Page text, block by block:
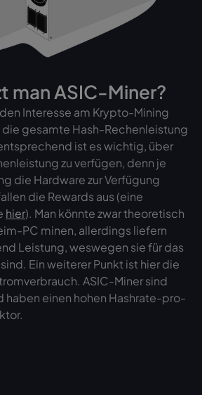
man ASIC-Miner?
Interesse am Krypto-Mining
gesamte Hash-Rechenleistung
ist es wichtig, über
zu verfügen, denn je
die Hardware zur Verfügung
die Rewards aus (eine
hier). Man könnte zwar theoretisch
PC minen, allerdings liefern
Leistung, weswegen sie für das
Ein weiterer Punkt ist hier die
ASIC-Miner sind
haben einen hohen Hashrate-pro-